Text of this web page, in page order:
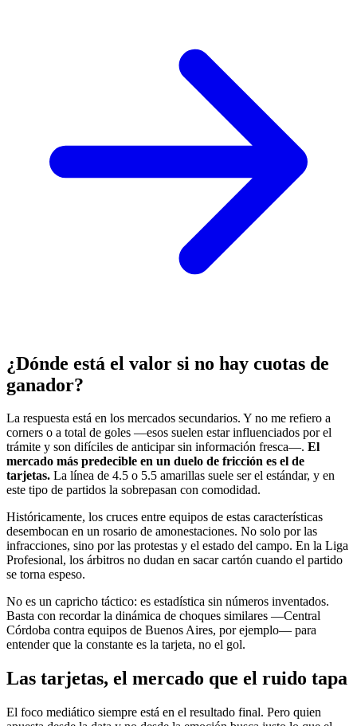
¿Dónde está el valor si no hay cuotas de
ganador?
La respuesta está en los mercados secundarios. Y no me refiero a
corners o a total de goles —esos suelen estar influenciados por el
trámite y son difíciles de anticipar sin información fresca—. El
mercado más predecible en un duelo de fricción es el de
tarjetas. La línea de 4.5 o 5.5 amarillas suele ser el estándar, y en
este tipo de partidos la sobrepasan con comodidad.
Históricamente, los cruces entre equipos de estas características
desembocan en un rosario de amonestaciones. No solo por las
infracciones, sino por las protestas y el estado del campo. En la Liga
Profesional, los árbitros no dudan en sacar cartón cuando el partido
se torna espeso.
No es un capricho táctico: es estadística sin números inventados.
Basta con recordar la dinámica de choques similares —Central
Córdoba contra equipos de Buenos Aires, por ejemplo— para
entender que la constante es la tarjeta, no el gol.
Las tarjetas, el mercado que el ruido tapa
El foco mediático siempre está en el resultado final. Pero quien